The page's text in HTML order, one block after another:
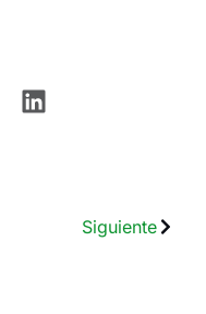
Siguiente